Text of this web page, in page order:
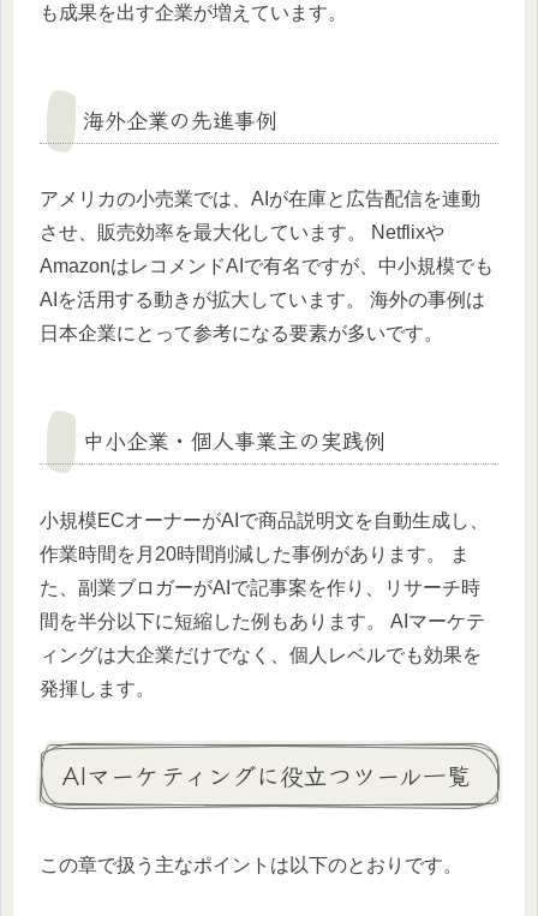
も成果を出す企業が増えています。
海外企業の先進事例
アメリカの小売業では、AIが在庫と広告配信を連動
させ、販売効率を最大化しています。 Netflixや
AmazonはレコメンドAIで有名ですが、中小規模でも
AIを活用する動きが拡大しています。 海外の事例は
日本企業にとって参考になる要素が多いです。
中小企業・個人事業主の実践例
小規模ECオーナーがAIで商品説明文を自動生成し、
作業時間を月20時間削減した事例があります。 ま
た、副業ブロガーがAIで記事案を作り、リサーチ時
間を半分以下に短縮した例もあります。 AIマーケテ
ィングは大企業だけでなく、個人レベルでも効果を
発揮します。
AIマーケティングに役立つツール一覧
この章で扱う主なポイントは以下のとおりです。